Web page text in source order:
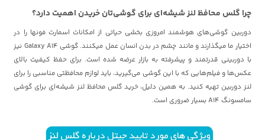
چرا گلس محافظ لنز شیشه‌ای برای گوشی‌تان خریدن اهمیت دارد؟
دوربین گوشی‌های هوشمند امروزی بخشی حیاتی از امکانات اسمارت فونها را در
اختیار ما میگذارند و مانند چشم در بدن انسان عمل میکنند. گوشی Galaxy A14 نیز
با دوربینی قدرتمند و پیشرفته به بازار عرضه شده است. برای حفظ کیفیت بالای
عکس‌ها و فیلم‌هایی که با این گوشی می‌گیرید، باید لوازم محافظتی مناسبی را برای
لنز دوربین تهیه کنید. به همین دلیل، خرید گلس محافظ لنز شیشه‌ای برای گوشی
سامسونگ A14 بسیار ضروری است.